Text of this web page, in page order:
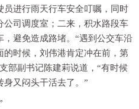
员进行雨天行车安全叮嘱，同时
司调度室；二来，积水路段车
避免造成路堵。“遇到公交车沿
时候，刘伟港肯定冲在前，第
部副书记陈建莉说道，“有时候
又闷头干活去了。”